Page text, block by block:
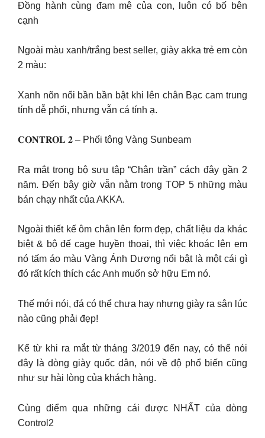
Đồng hành cùng đam mê của con, luôn có bố bên
cạnh
Ngoài màu xanh/trắng best seller, giày akka trẻ em còn
2 màu:
Xanh nõn nổi bần bần bật khi lên chân Bạc cam trung
tính dễ phối, nhưng vẫn cá tính ạ.
𝐂𝐎𝐍𝐓𝐑𝐎𝐋 𝟐 – Phối tông Vàng Sunbeam
Ra mắt trong bộ sưu tập “Chân trần” cách đây gần 2
năm. Đến bây giờ vẫn nằm trong TOP 5 những màu
bán chạy nhất của AKKA.
Ngoài thiết kế ôm chân lên form đẹp, chất liệu da khác
biệt & bộ đế cage huyền thoại, thì việc khoác lên em
nó tấm áo màu Vàng Ánh Dương nổi bật là một cái gì
đó rất kích thích các Anh muốn sở hữu Em nó.
Thế mới nói, đá có thể chưa hay nhưng giày ra sân lúc
nào cũng phải đẹp!
Kể từ khi ra mắt từ tháng 3/2019 đến nay, có thể nói
đây là dòng giày quốc dân, nói về độ phổ biến cũng
như sự hài lòng của khách hàng.
Cùng điểm qua những cái được NHẤT của dòng
Control2